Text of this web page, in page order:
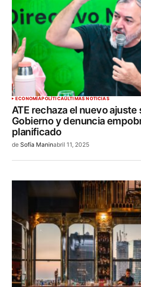
ECONOMÍAPOLÍTICAÚLTIMAS NOTICIAS
ATE rechaza el nuevo ajuste
Gobierno y denuncia
planificado
de Sofía Maninabril 11, 2025